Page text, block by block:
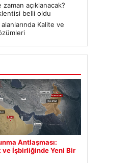
zaman açıklanacak?
belli oldu
Kalite ve
Antlaşması:
İşbirliğinde Yeni Bir